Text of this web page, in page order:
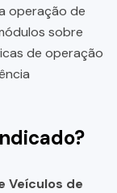
operação de
sobre
de operação
Veículos de